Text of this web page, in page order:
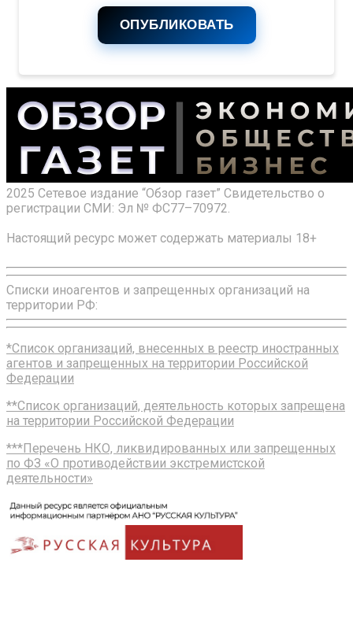
ОПУБЛИКОВАТЬ
2025 Сетевое издание “Обзор газет” Свидетельство о
регистрации СМИ: Эл № ФС77–70972.
Настоящий ресурс может содержать материалы 18+
Списки иноагентов и запрещенных организаций на
территории РФ:
*Список организаций, внесенных в реестр иностранных
агентов и запрещенных на территории Российской
Федерации
**Список организаций, деятельность которых запрещена
на территории Российской Федерации
***Перечень НКО, ликвидированных или запрещенных
по ФЗ «О противодействии экстремистской
деятельности»